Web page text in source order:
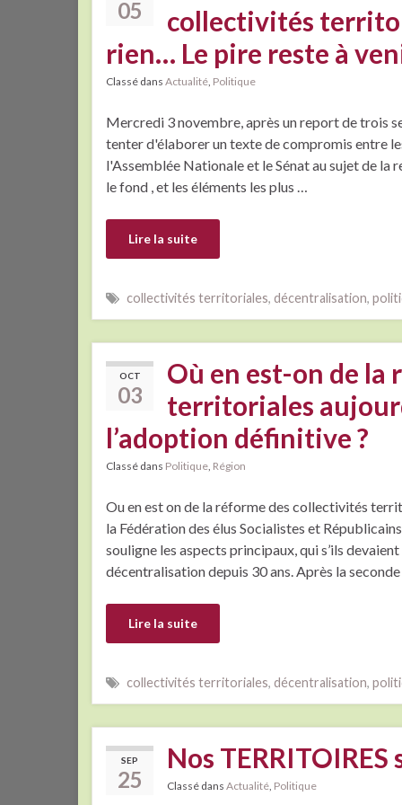
05
collectivités
rien… Le pire reste à
Classé dans Actualité, Politique
Mercredi 3 novembre, après un report de trois
tenter d'élaborer un texte de compromis entre
l'Assemblée Nationale et le Sénat au sujet de
le fond , et les éléments les plus …
Lire la suite
collectivités territoriales, décentralisation,
OCT
03
Où en est-on de
territoriales
l’adoption définitive ?
Classé dans Politique, Région
Ou en est on de la réforme des collectivités
la Fédération des élus Socialistes et
souligne les aspects principaux, qui s’ils
décentralisation depuis 30 ans. Après la
Lire la suite
collectivités territoriales, décentralisation,
SEP
25
Nos
Classé dans Actualité, Politique